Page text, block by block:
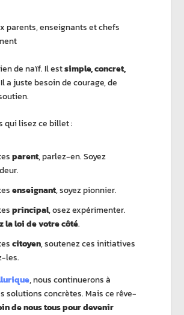
parents, enseignants et chefs
de naïf. Il estsimple, concret,
a juste besoin de courage, de
qui lisez ce billet :
parent, parlez-en. Soyez
enseignant, soyez pionnier.
principal, osez expérimenter.
la loi de votre côté.
citoyen, soutenez ces initiatives
les.
, nous continuerons à
solutions concrètes. Mais ce rêve-
de nous tous pour devenir